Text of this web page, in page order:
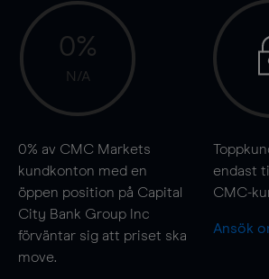
0%
N/A
0% av CMC Markets
kundkonton med en
öppen position på Capital
City Bank Group Inc
förväntar sig att priset ska
move.
endast
CMC-
Ansök